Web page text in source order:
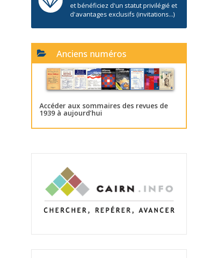
et bénéficiez d'un statut privilégié et
d'avantages exclusifs (invitations...)
Anciens numéros
Accéder aux sommaires des revues de
1939 à aujourd’hui